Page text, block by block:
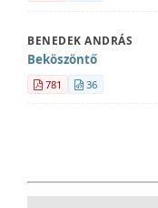
BENEDEK ANDRÁS
Beköszöntő
781 36